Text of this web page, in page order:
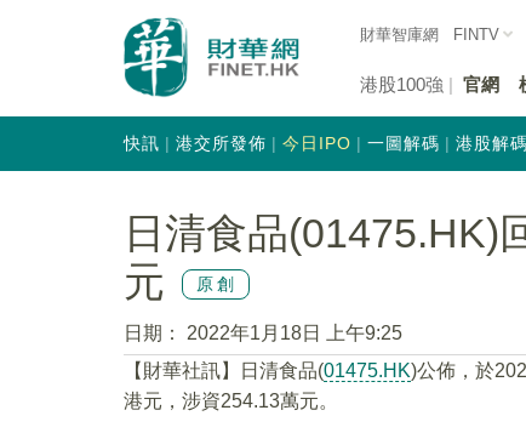
財華智庫網 FINTV
港股100強 官網
快訊 港交所發佈 今日IPO 一圖解碼 港股解碼
日清食品(01475.HK)
元
原創
日期：
2022年1月18日 上午9:25
【財華社訊】日清食品(01475.HK)公佈，於
港元，涉資254.13萬元。